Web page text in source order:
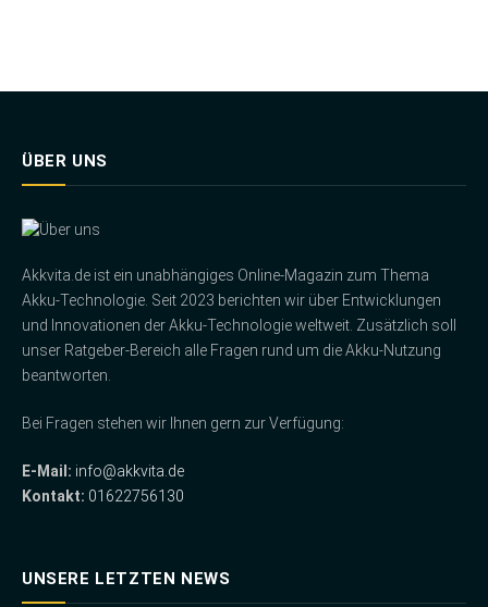
ÜBER UNS
Akkvita.de ist ein unabhängiges Online-Magazin zum Thema
Akku-Technologie. Seit 2023 berichten wir über Entwicklungen
und Innovationen der Akku-Technologie weltweit. Zusätzlich soll
unser Ratgeber-Bereich alle Fragen rund um die Akku-Nutzung
beantworten.
Bei Fragen stehen wir Ihnen gern zur Verfügung:
E-Mail: info@akkvita.de
Kontakt: 01622756130
UNSERE LETZTEN NEWS